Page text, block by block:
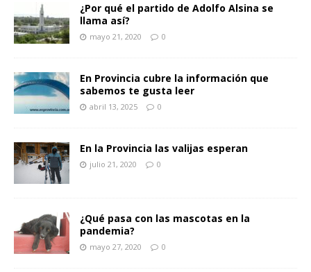
¿Por qué el partido de Adolfo Alsina se
llama así?
mayo 21, 2020 0
En Provincia cubre la información que
sabemos te gusta leer
abril 13, 2025 0
En la Provincia las valijas esperan
julio 21, 2020 0
¿Qué pasa con las mascotas en la
pandemia?
mayo 27, 2020 0